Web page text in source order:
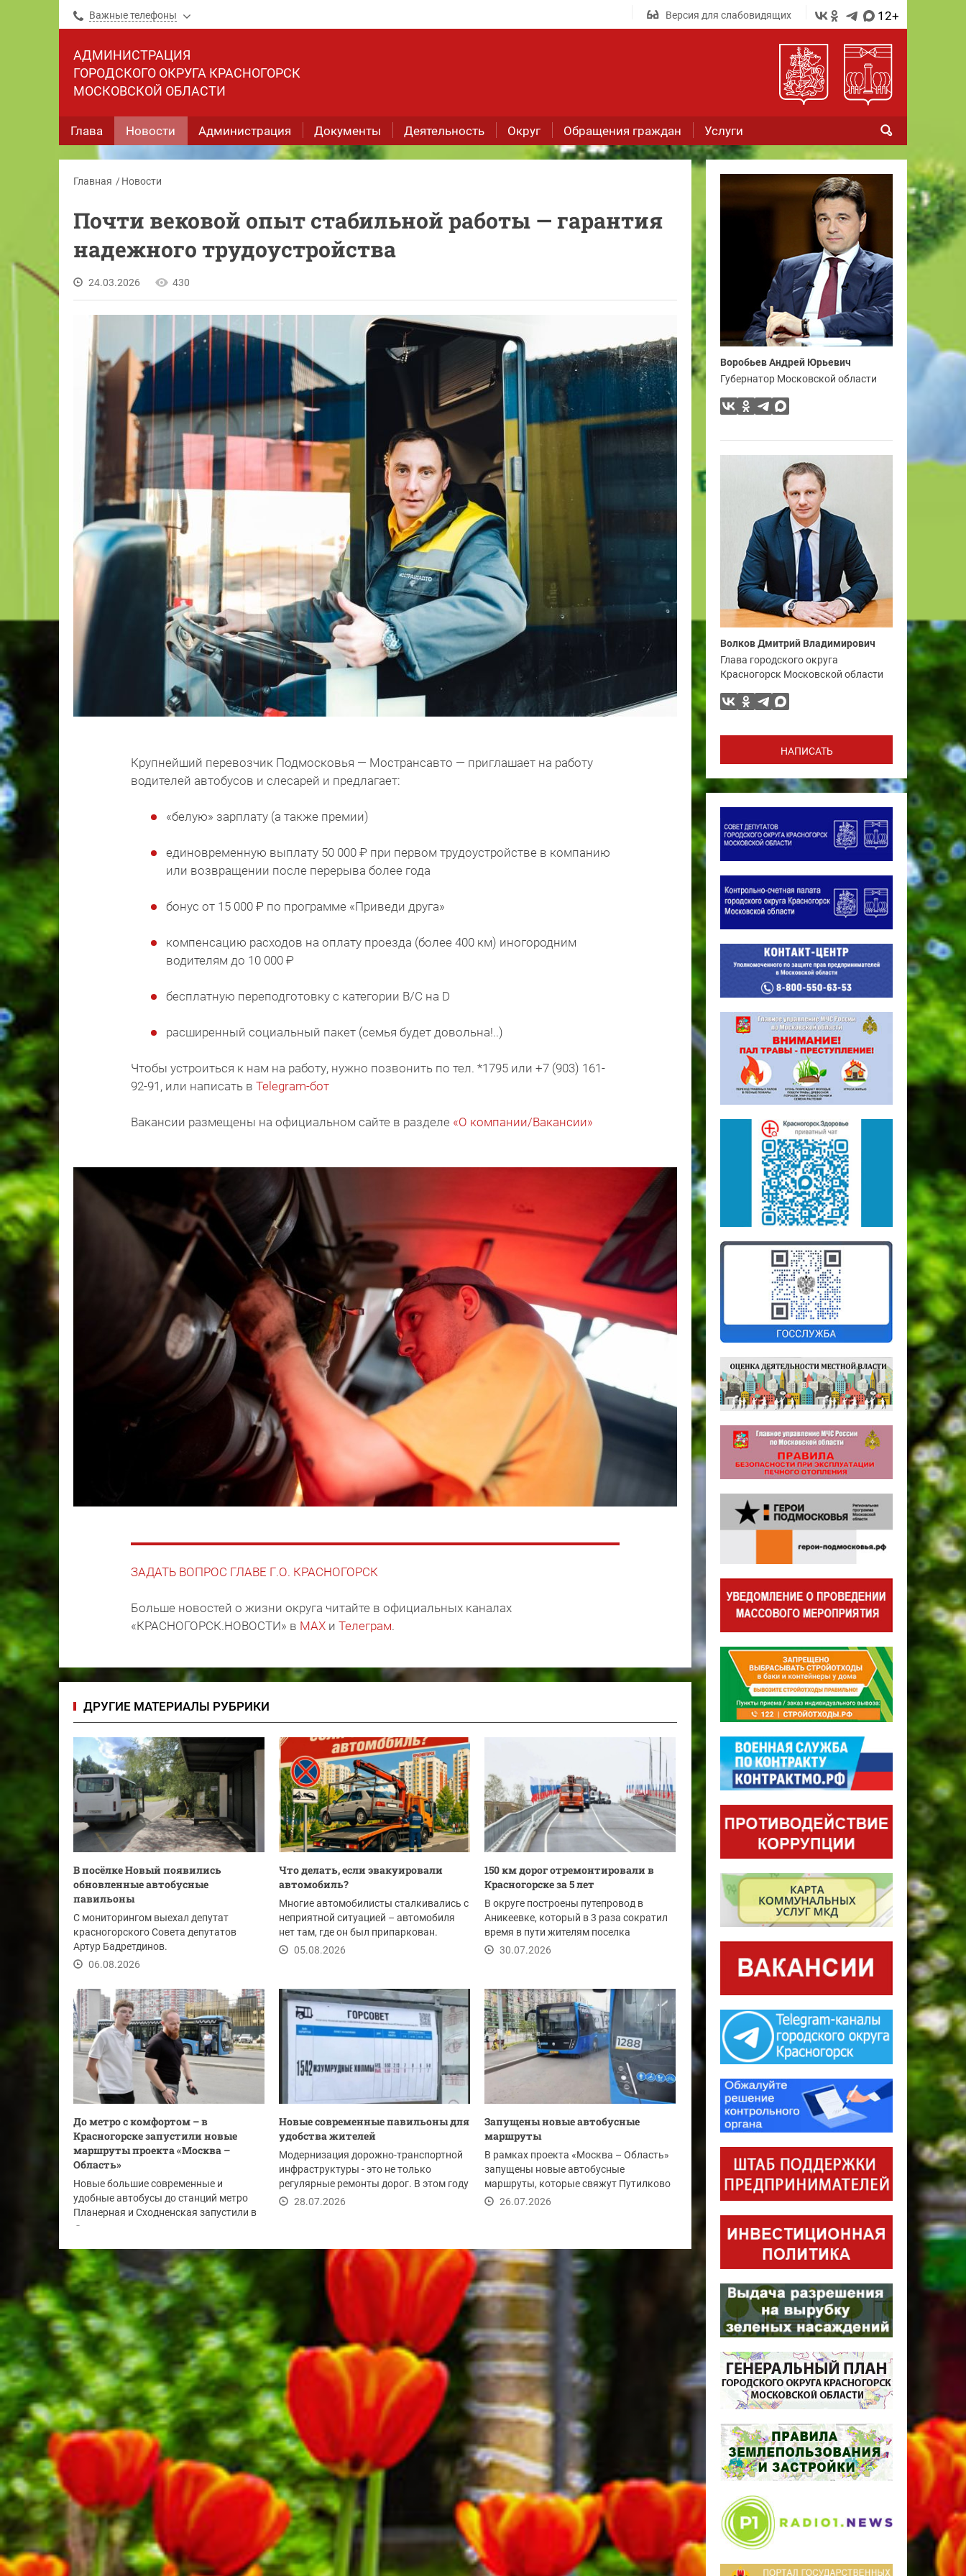
Важные телефоны Версия для слабовидящих 12+
АДМИНИСТРАЦИЯ
ГОРОДСКОГО ОКРУГА КРАСНОГОРСК
МОСКОВСКОЙ ОБЛАСТИ
Глава Новости Администрация Документы Деятельность Округ Обращения граждан Услуги
Главная Новости
Почти вековой опыт стабильной работы — гарантия
надежного трудоустройства
24.03.2026 430
Крупнейший перевозчик Подмосковья — Мострансавто — приглашает на работу
водителей автобусов и слесарей и предлагает:
«белую» зарплату (а также премии)
единовременную выплату 50 000 ₽ при первом трудоустройстве в компанию
или возвращении после перерыва более года
бонус от 15 000 ₽ по программе «Приведи друга»
компенсацию расходов на оплату проезда (более 400 км) иногородним
водителям до 10 000 ₽
бесплатную переподготовку с категории B/C на D
расширенный социальный пакет (семья будет довольна!..)
Чтобы устроиться к нам на работу, нужно позвонить по тел. *1795 или +7 (903) 161-
92-91, или написать в Telegram-бот
Вакансии размещены на официальном сайте в разделе «О компании/Вакансии»
ЗАДАТЬ ВОПРОС ГЛАВЕ Г.О. КРАСНОГОРСК
Больше новостей о жизни округа читайте в официальных каналах
«КРАСНОГОРСК.НОВОСТИ» в MAX и Телеграм.
ДРУГИЕ МАТЕРИАЛЫ РУБРИКИ
В посёлке Новый появились
обновленные автобусные
павильоны
С мониторингом выехал депутат
красногорского Совета депутатов
Артур Бадретдинов.
06.08.2026
Что делать, если эвакуировали
автомобиль?
Многие автомобилисты сталкивались с
неприятной ситуацией – автомобиля
нет там, где он был припаркован.
Шансы на такое...
05.08.2026
150 км дорог отремонтировали в
Красногорске за 5 лет
В округе построены путепровод в
Аникеевке, который в 3 раза сократил
время в пути жителям поселка
Нахабино, а также...
30.07.2026
До метро с комфортом – в
Красногорске запустили новые
маршруты проекта «Москва –
Область»
Новые большие современные и
удобные автобусы до станций метро
Планерная и Сходненская запустили в
поселке Путилково....
Новые современные павильоны для
удобства жителей
Модернизация дорожно-транспортной
инфраструктуры - это не только
регулярные ремонты дорог. В этом году
в Красногорске...
28.07.2026
Запущены новые автобусные
маршруты
В рамках проекта «Москва – Область»
запущены новые автобусные
маршруты, которые свяжут Путилково
со станциями метро...
26.07.2026
Воробьев Андрей Юрьевич
Губернатор Московской области
Волков Дмитрий Владимирович
Глава городского округа
Красногорск Московской области
НАПИСАТЬ